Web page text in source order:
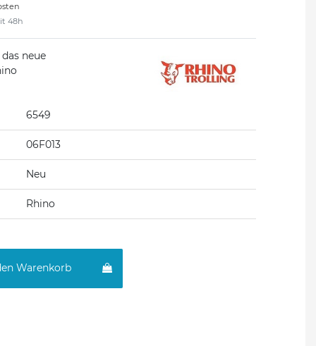
48h
neue
6549
06F013
Neu
Rhino
Warenkorb